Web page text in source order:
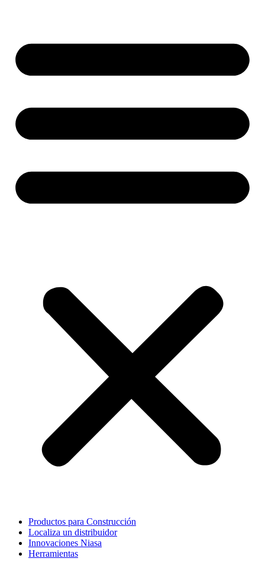
Productos para Construcción
Localiza un distribuidor
Innovaciones Niasa
Herramientas